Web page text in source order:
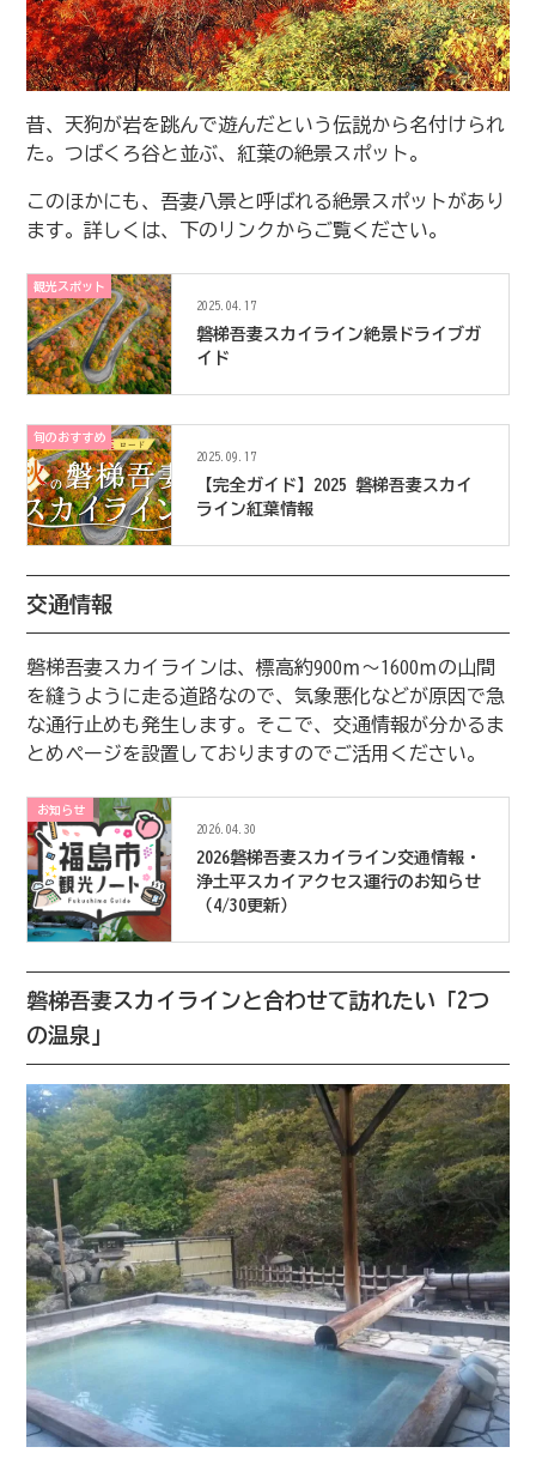
昔、天狗が岩を跳んで遊んだという伝説から名付けられ
た。つばくろ谷と並ぶ、紅葉の絶景スポット。
このほかにも、吾妻八景と呼ばれる絶景スポットがあり
ます。詳しくは、下のリンクからご覧ください。
観光スポット
2025.04.17
磐梯吾妻スカイライン絶景ドライブガ
イド
旬のおすすめ
2025.09.17
【完全ガイド】2025 磐梯吾妻スカイ
ライン紅葉情報
交通情報
磐梯吾妻スカイラインは、標高約900ｍ～1600ｍの山間
を縫うように走る道路なので、気象悪化などが原因で急
な通行止めも発生します。そこで、交通情報が分かるま
とめページを設置しておりますのでご活用ください。
お知らせ
2026.04.30
2026磐梯吾妻スカイライン交通情報・
浄土平スカイアクセス運行のお知らせ
（4/30更新）
磐梯吾妻スカイラインと合わせて訪れたい「2つ
の温泉」